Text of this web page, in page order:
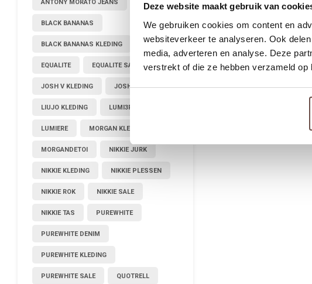
Deze website maakt gebruik van
We gebruiken cookies om content en
websiteverkeer te analyseren. Ook
media, adverteren en analyse. Deze
verstrekt of die ze hebben verzameld
ANTONY MORATO JEANS
BLACK BANANAS
BLACK BANANAS KLEDING
EQUALITE EQUALITE SALE
JOSH V KLEDING JOSHV KLEDING
LIUJO KLEDING LUMI3RE
LUMIERE MORGAN KLEDING
MORGANDETOI NIKKIE JURK
NIKKIE KLEDING NIKKIE PLESSEN
NIKKIE ROK NIKKIE SALE
NIKKIE TAS PUREWHITE
PUREWHITE DENIM
PUREWHITE KLEDING
PUREWHITE SALE QUOTRELL